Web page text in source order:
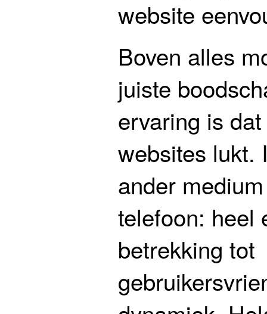
website
Boven alles
juiste
ervaring is
websites lukt.
ander
telefoon: heel
betrekking tot